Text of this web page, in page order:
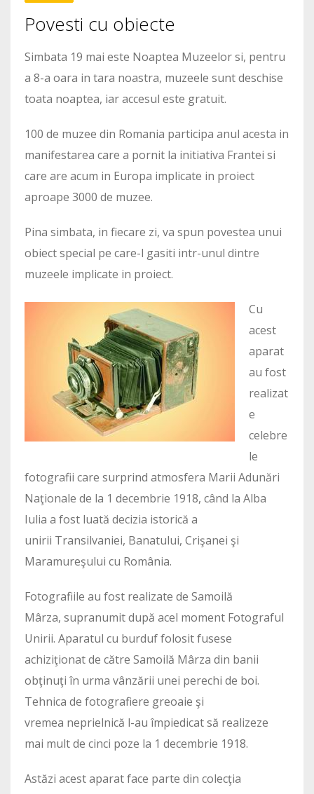
Povesti cu obiecte
Simbata 19 mai este Noaptea Muzeelor si, pentru
a 8-a oara in tara noastra, muzeele sunt deschise
toata noaptea, iar accesul este gratuit.
100 de muzee din Romania participa anul acesta in
manifestarea care a pornit la initiativa Frantei si
care are acum in Europa implicate in proiect
aproape 3000 de muzee.
Pina simbata, in fiecare zi, va spun povestea unui
obiect special pe care-l gasiti intr-unul dintre
muzeele implicate in proiect.
Cu
acest
aparat
au fost
realizat
e
celebre
le
fotografii care surprind atmosfera Marii Adunări
Naţionale de la 1 decembrie 1918, când la Alba
Iulia a fost luată decizia istorică a
unirii Transilvaniei, Banatului, Crişanei şi
Maramureşului cu România.
Fotografiile au fost realizate de Samoilă
Mârza, supranumit după acel moment Fotograful
Unirii. Aparatul cu burduf folosit fusese
achiziţionat de către Samoilă Mârza din banii
obţinuţi în urma vânzării unei perechi de boi.
Tehnica de fotografiere greoaie şi
vremea neprielnică l-au împiedicat să realizeze
mai mult de cinci poze la 1 decembrie 1918.
Astăzi acest aparat face parte din colecţia